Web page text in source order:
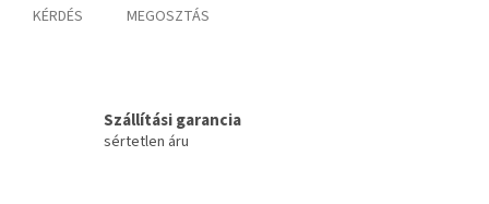
KÉRDÉS MEGOSZTÁS
Szállítási garancia
sértetlen áru